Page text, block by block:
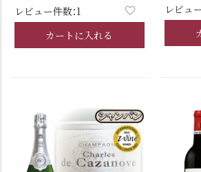
レビュー件数：1
カートに入れる
レビュ